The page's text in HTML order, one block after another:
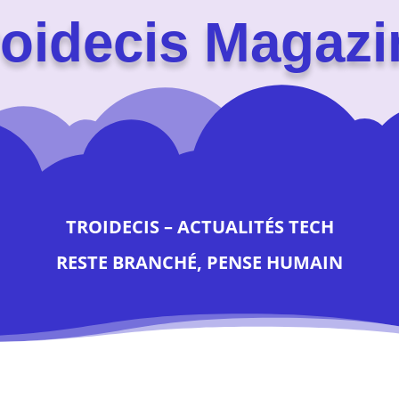
TROIDECIS – ACTUALITÉS TECH
RESTE BRANCHÉ, PENSE HUMAIN